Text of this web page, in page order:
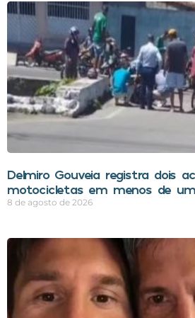
Delmiro Gouveia registra dois
motocicletas em menos de
8 de agosto de 2026